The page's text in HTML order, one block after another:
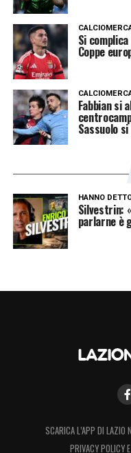
Si
Coppe
Fabbian si
Sassuolo
HANNO
Silvestrin:
parlarne è
SCARICA L’APP DI LAZIO
PRIVACY POLICY